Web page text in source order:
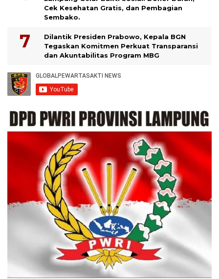
Cek Kesehatan Gratis, dan Pembagian
Sembako.
Dilantik Presiden Prabowo, Kepala BGN
Tegaskan Komitmen Perkuat Transparansi
dan Akuntabilitas Program MBG